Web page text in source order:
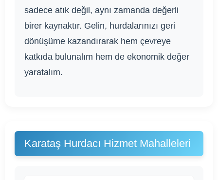
sadece atık değil, aynı zamanda değerli
birer kaynaktır. Gelin, hurdalarınızı geri
dönüşüme kazandırarak hem çevreye
katkıda bulunalım hem de ekonomik değer
yaratalım.
Karataş Hurdacı Hizmet Mahalleleri